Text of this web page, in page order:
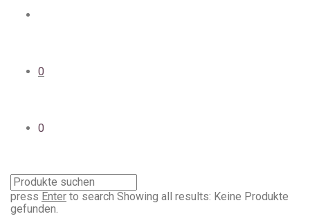
0
0
press Enter to search Showing all results: Keine Produkte
gefunden.